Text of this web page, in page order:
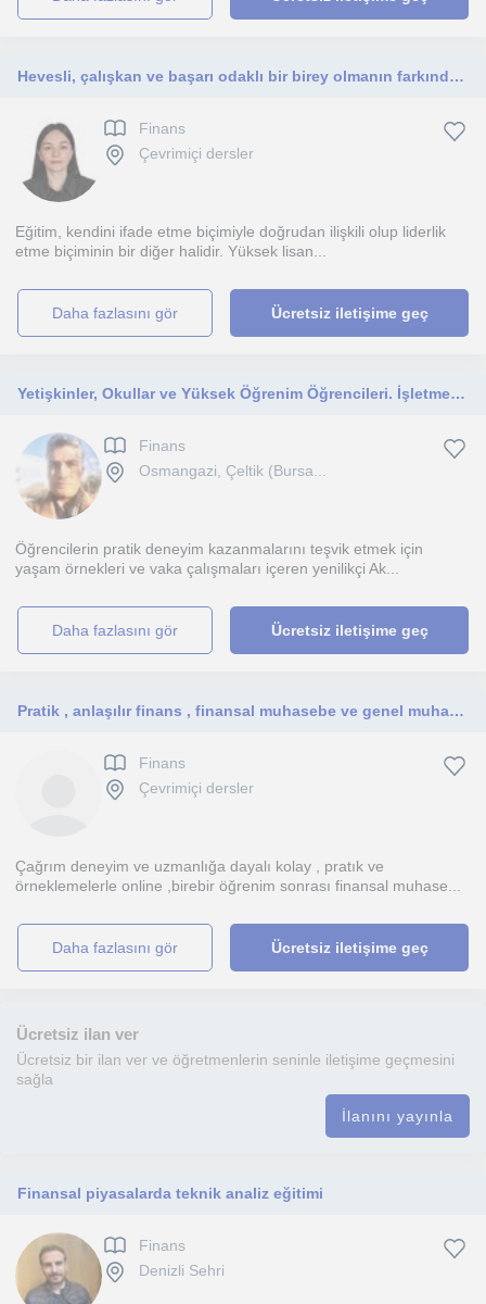
Hevesli, çalışkan ve başarı odaklı bir birey olmanın farkındalığını taşımakla beraber bilginin peşinde koşmaktan haz alan.
Finans
Çevrimiçi dersler
Eğitim, kendini ifade etme biçimiyle doğrudan ilişkili olup liderlik
etme biçiminin bir diğer halidir. Yüksek lisan...
daha fazlasını gör Ücretsiz iletişime geç
Yetişkinler, Okullar ve Yüksek Öğrenim Öğrencileri. İşletme finansmanı ve uluslararası ticaret alanında uluslararası bir danışman
Finans
Osmangazi, Çeltik (Bursa...
Öğrencilerin pratik deneyim kazanmalarını teşvik etmek için
yaşam örnekleri ve vaka çalışmaları içeren yenilikçi Ak...
daha fazlasını gör Ücretsiz iletişime geç
Pratik , anlaşılır finans , finansal muhasebe ve genel muhasebe öğrenmek isteyen herkese 30 yıllik tecrübeli aktarım.
Finans
Çevrimiçi dersler
Çağrım deneyim ve uzmanlığa dayalı kolay , pratık ve
örneklemelerle online ,birebir öğrenim sonrası finansal muhase...
daha fazlasını gör Ücretsiz iletişime geç
Ücretsiz ilan ver
Ücretsiz bir ilan ver ve öğretmenlerin seninle iletişime geçmesini
sağla
İlanını yayınla
Finansal piyasalarda teknik analiz eğitimi
Finans
Denizli Sehri